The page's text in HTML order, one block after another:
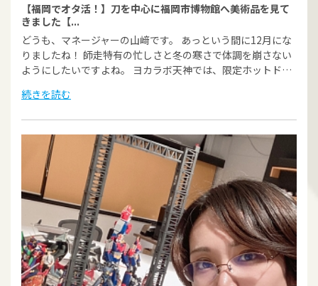
【福岡でオタ活！】刀を中心に福岡市博物館へ美術品を見て
きました【...
どうも、マネージャーの山﨑です。 あっという間に12月にな
りましたね！ 師走特有の忙しさと冬の寒さで体調を崩さない
ようにしたいですよね。 ヨカラボ天神では、限定ホットド…
続きを読む